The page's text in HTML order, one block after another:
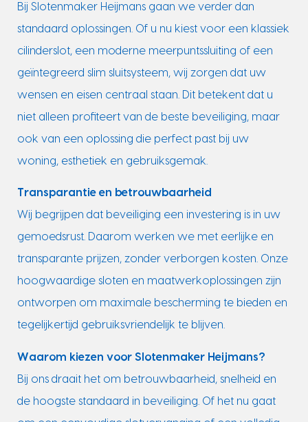
Bij Slotenmaker Heijmans gaan we verder dan
standaard oplossingen. Of u nu kiest voor een klassiek
cilinderslot, een moderne meerpuntssluiting of een
geïntegreerd slim sluitsysteem, wij zorgen dat uw
wensen en eisen centraal staan. Dit betekent dat u
niet alleen profiteert van de beste beveiliging, maar
ook van een oplossing die perfect past bij uw
woning, esthetiek en gebruiksgemak.
Transparantie en betrouwbaarheid
Wij begrijpen dat beveiliging een investering is in uw
gemoedsrust. Daarom werken we met eerlijke en
transparante prijzen, zonder verborgen kosten. Onze
hoogwaardige sloten en maatwerkoplossingen zijn
ontworpen om maximale bescherming te bieden en
tegelijkertijd gebruiksvriendelijk te blijven.
Waarom kiezen voor Slotenmaker Heijmans?
Bij ons draait het om betrouwbaarheid, snelheid en
de hoogste standaard in beveiliging. Of het nu gaat